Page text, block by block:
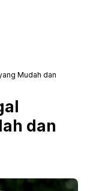
Mudah dan
dan